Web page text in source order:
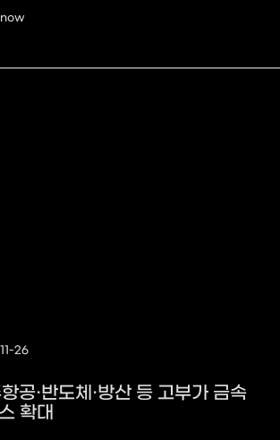
26
공·반도체·방산 등 고부가 금속
확대